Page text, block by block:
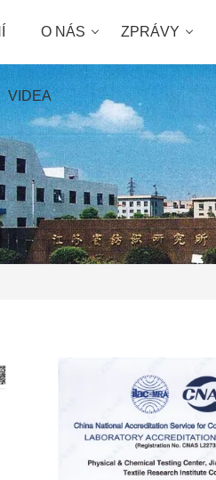
O NÁS ZPRÁVY
VIDEA